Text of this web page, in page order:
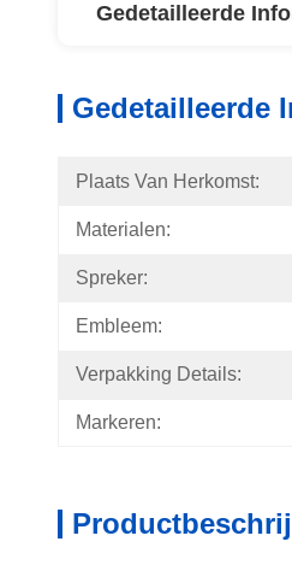
Gedetailleerde
Gedetailleerde
Plaats Van Herkomst:
Materialen:
Spreker:
Embleem:
Verpakking Details:
Markeren: